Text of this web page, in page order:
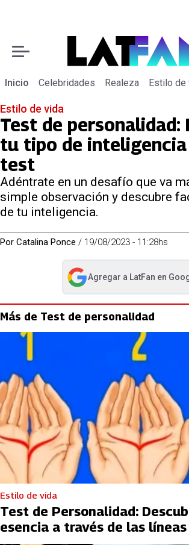
Inicio Celebridades Realeza Estilo de
Estilo de vida
Test de personalidad:
tu tipo de
test
Adéntrate en un desafío que va
simple observación y descubre
de tu inteligencia.
Por Catalina Ponce / 19/08/2023 - 11:28hs
Agregar a LatFan en
abre en nueva pestaña
Más de Test de personalidad
Estilo de vida
Test de Personalidad:
esencia a través de las